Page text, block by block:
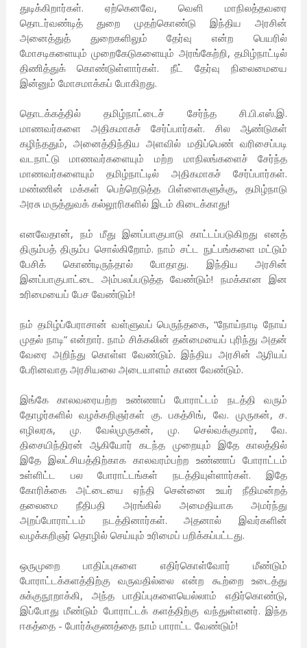
துடிக்கிறார்கள். ஏற்கெனவே, வெளி மாநிலத்தவரை
தொடர்வண்டித் துறை முதற்கொண்டு இந்திய அரசின்
அனைத்துத் துறைகளிலும் தேர்வு என்ற பெயரில்
மோசடிகளையும் முறைகேடுகளையும் அரங்கேற்றி, தமிழ்நாட்டில்
திணித்துக் கொண்டுள்ளார்கள். நீட் தேர்வு நிலைமையை
இன்னும் மோசமாக்கப் போகிறது.
தொடக்கத்தில் தமிழ்நாட்டைச் சேர்ந்த சி.பி.எஸ்.இ.
மாணவர்களை அதிகமாகச் சேர்ப்பார்கள். சில ஆண்டுகள்
கழிந்ததும், அனைத்திந்திய அளவில் மதிப்பெண் வரிசைப்படி
வடநாட்டு மாணவர்களையும் மற்ற மாநிலங்களைச் சேர்ந்த
மாணவர்களையும் தமிழ்நாட்டில் அதிகமாகச் சேர்ப்பார்கள்.
மண்ணின் மக்கள் பெற்றெடுத்த பிள்ளைகளுக்கு, தமிழ்நாடு
அரசு மருத்துவக் கல்லூரிகளில் இடம் கிடைக்காது!
எனவேதான், நம் மீது இனப்பாகுபாடு காட்டப்படுகிறது எனத்
திரும்பத் திரும்ப சொல்கிறோம். நாம் சட்ட நுட்பங்களை மட்டும்
பேசிக் கொண்டிருந்தால் போதாது. இந்திய அரசின்
இனப்பாகுபாட்டை அம்பலப்படுத்த வேண்டும்! நமக்கான இன
உரிமையைப் பேச வேண்டும்!
நம் தமிழ்ப்பேராசான் வள்ளுவப் பெருந்தகை, “நோய்நாடி நோய்
முதல் நாடி” என்றார். நாம் சிக்கலின் தன்மையைப் புரிந்து அதன்
வேரை அறிந்து கொள்ள வேண்டும். இந்திய அரசின் ஆரியப்
பேரினவாத அரசியலை அடையாளம் காண வேண்டும்.
இங்கே காலவரையற்ற உண்ணாப் போராட்டம் நடத்தி வரும்
தோழர்களில் வழக்கறிஞர்கள் கு. பகத்சிங், வே. முருகன், ச.
எழிலரசு, மு. வேல்முருகன், மு. செல்வக்குமார், வே.
திசையிந்திரன் ஆகியோர் கடந்த முறையும் இதே காலத்தில்
இதே இலட்சியத்திற்காக காலவரம்பற்ற உண்ணாப் போராட்டம்
உள்ளிட்ட பல போராட்டங்கள் நடத்தியுள்ளார்கள். இதே
கோரிக்கை அட்டையை ஏந்தி சென்னை உயர் நீதிமன்றத்
தலைமை நீதிபதி அரங்கில் அமைதியாக அமர்ந்து
அறப்போராட்டம் நடத்தினார்கள். அதனால் இவர்களின்
வழக்கறிஞர் தொழில் செய்யும் உரிமைப் பறிக்கப்பட்டது.
ஒருமுறை பாதிப்புகளை எதிர்கொள்வோர் மீண்டும்
போராட்டக்களத்திற்கு வருவதில்லை என்ற கூற்றை உடைத்து
சுக்குநூறாக்கி, அந்த பாதிப்புகளையெல்லாம் எதிர்கொண்டு,
இப்போது மீண்டும் போராட்டக் களத்திற்கு வந்துள்ளனர். இந்த
ஈகத்தை - போர்க்குணத்தை நாம் பாராட்ட வேண்டும்!